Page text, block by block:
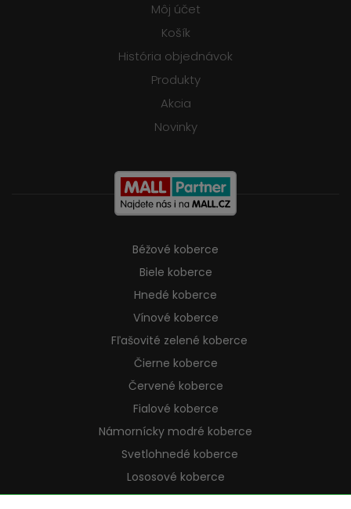
Môj účet
Košík
História objednávok
Produkty
Akcia
Novinky
Béžové koberce
Biele koberce
Hnedé koberce
Vínové koberce
Fľašovité zelené koberce
Čierne koberce
Červené koberce
Fialové koberce
Námornícky modré koberce
Svetlohnedé koberce
Lososové koberce
Krémové koberce